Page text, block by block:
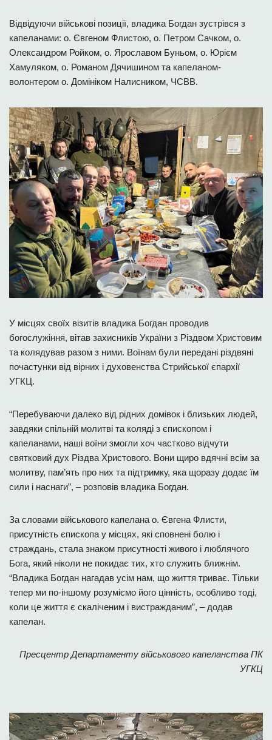
Відвідуючи військові позиції, владика Богдан зустрівся з
капеланами: о. Євгеном Флистою, о. Петром Сачком, о.
Олександром Ройком, о. Ярославом Буньом, о. Юрієм
Хамуляком, о. Романом Дячишином та капеланом-
волонтером о. Домініком Налисником, ЧСВВ.
У місцях своїх візитів владика Богдан проводив
богослужіння, вітав захисників України з Різдвом Христовим
та колядував разом з ними. Воїнам були передані різдвяні
почастунки від вірних і духовенства Стрийської єпархії
УГКЦ.
“Перебуваючи далеко від рідних домівок і близьких людей,
завдяки спільній молитві та коляді з єпископом і
капеланами, наші воїни змогли хоч частково відчути
святковий дух Різдва Христового. Вони щиро вдячні всім за
молитву, пам’ять про них та підтримку, яка щоразу додає їм
сили і наснаги”, – розповів владика Богдан.
За словами військового капелана о. Євгена Флисти,
присутність єпископа у місцях, які сповнені болю і
страждань, стала знаком присутності живого і люблячого
Бога, який ніколи не покидає тих, хто служить ближнім.
“Владика Богдан нагадав усім нам, що життя триває. Тільки
тепер ми по-іншому розуміємо його цінність, особливо тоді,
коли це життя є скаліченим і вистражданим”, – додав
капелан.
Пресцентр Департаменту військового капеланства ПК
УГКЦ